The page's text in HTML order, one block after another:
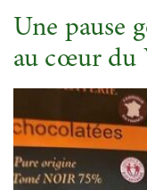
Une pause
au cœur du